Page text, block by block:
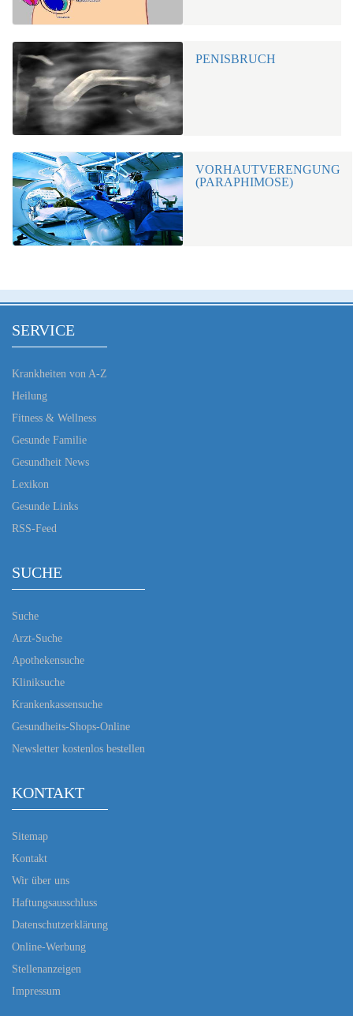
PENISBRUCH
VORHAUTVERENGUNG
(PARAPHIMOSE)
SERVICE
Krankheiten von A-Z
Heilung
Fitness & Wellness
Gesunde Familie
Gesundheit News
Lexikon
Gesunde Links
RSS-Feed
SUCHE
Suche
Arzt-Suche
Apothekensuche
Kliniksuche
Krankenkassensuche
Gesundheits-Shops-Online
Newsletter kostenlos bestellen
KONTAKT
Sitemap
Kontakt
Wir über uns
Haftungsausschluss
Datenschutzerklärung
Online-Werbung
Stellenanzeigen
Impressum